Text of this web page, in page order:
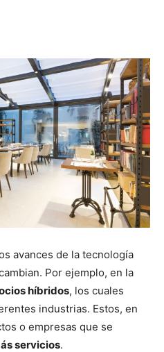
avances de la tecnología
Por ejemplo, en la
híbridos, los cuales
industrias. Estos, en
o empresas que se
servicios.